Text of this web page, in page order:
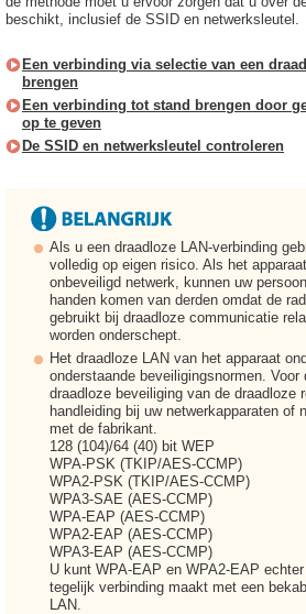
beschikt, inclusief de SSID en netwerksleutel.
Een verbinding via selectie van een
brengen
Een verbinding tot stand brengen door
op te geven
De SSID en netwerksleutel controleren
Als u een draadloze LAN-verbinding
volledig op eigen risico. Als het
onbeveiligd netwerk, kunnen uw
handen komen van derden omdat de
gebruikt bij draadloze communicatie
worden onderschept.
Het draadloze LAN van het apparaat
onderstaande beveiligingsnormen.
draadloze beveiliging van de draadloze
handleiding bij uw netwerkapparaten of
met de fabrikant.
128 (104)/64 (40) bit WEP
WPA-PSK (TKIP/AES-CCMP)
WPA2-PSK (TKIP/AES-CCMP)
WPA3-SAE (AES-CCMP)
WPA-EAP (AES-CCMP)
WPA2-EAP (AES-CCMP)
WPA3-EAP (AES-CCMP)
U kunt WPA-EAP en WPA2-EAP
tegelijk verbinding maakt met een
LAN.